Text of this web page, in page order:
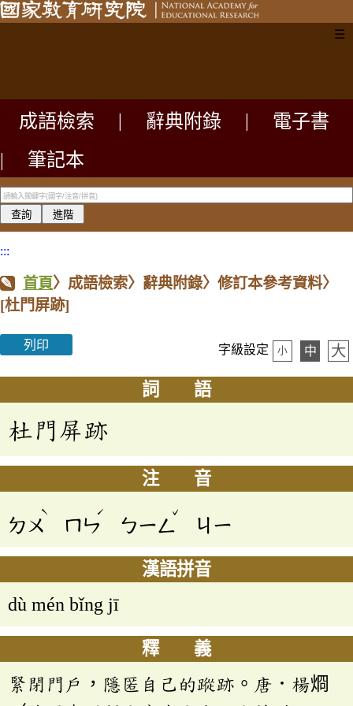
☰
成語檢索 辭典附錄
電子書
|
筆記本
:::
首頁〉成語檢索〉辭典附錄〉修訂本參考資料〉
[杜門屏跡]
列印 字級設定 小 中 大
詞 語
杜門屏跡
注 音
ㄉㄨ
ˋ
ㄇㄣ
ˊ
ㄅㄧㄥ
ˇ
ㄐㄧ
漢語拼音
dù mén bǐng jī
釋 義
緊閉門戶，隱匿自己的蹤跡。唐．楊烱